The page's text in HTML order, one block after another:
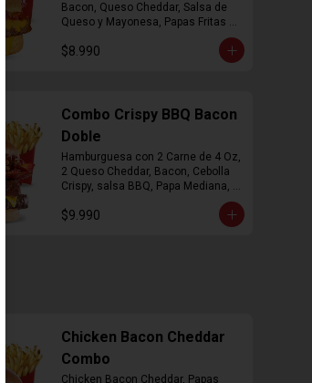
Bacon, Queso Cheddar, Salsa de
Queso y Mayonesa, Papas Fritas
$8.990
Combo Crispy BBQ Bacon
Doble
Hamburguesa con 2 Carne de 4 Oz,
2 Queso Cheddar, Bacon, Cebolla
Crispy, salsa BBQ, Papa Mediana,
$9.990
Chicken Bacon Cheddar
Combo
Chicken Bacon Cheddar, Papas